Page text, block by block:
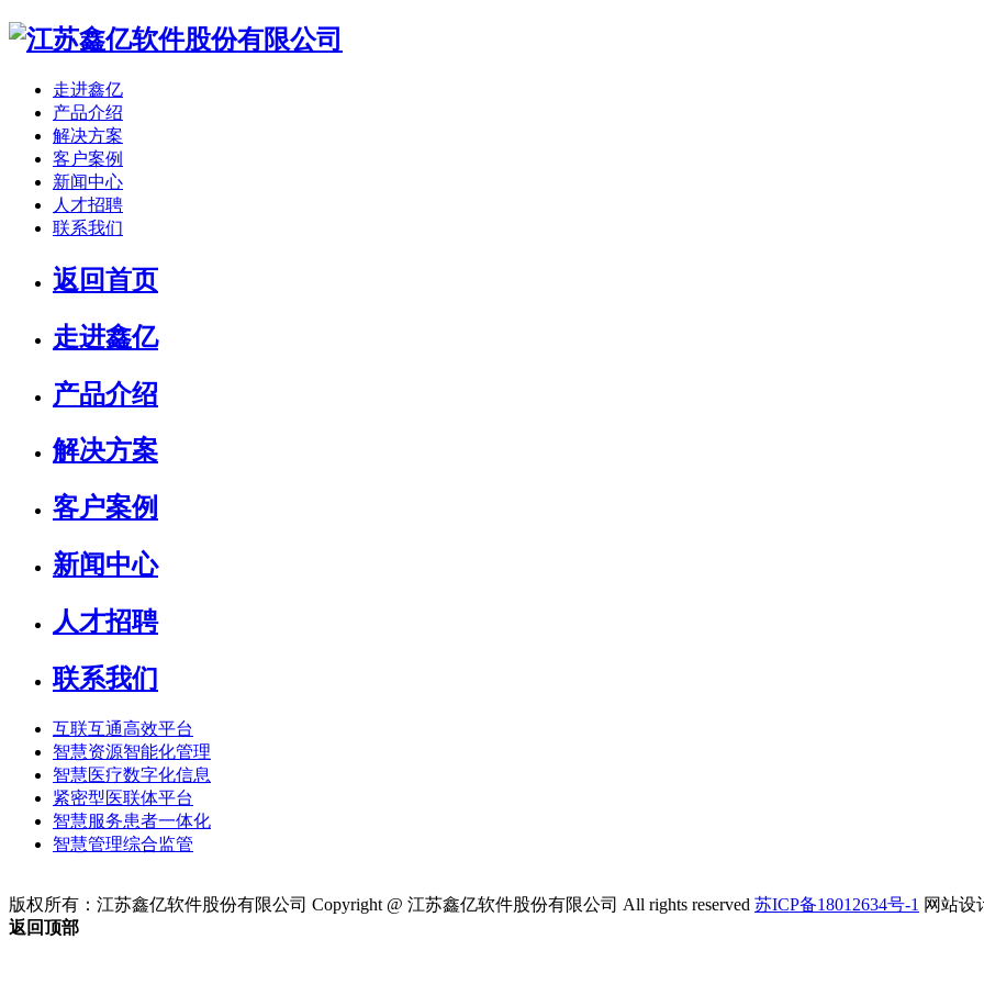
走进鑫亿
产品介绍
解决方案
客户案例
新闻中心
人才招聘
联系我们
返回首页
走进鑫亿
产品介绍
解决方案
客户案例
新闻中心
人才招聘
联系我们
互联互通高效平台
智慧资源智能化管理
智慧医疗数字化信息
紧密型医联体平台
智慧服务患者一体化
智慧管理综合监管
版权所有：江苏鑫亿软件股份有限公司 Copyright @ 江苏鑫亿软件股份有限公司 All rights reserved 苏ICP备18012634号-1 网站设
返回顶部